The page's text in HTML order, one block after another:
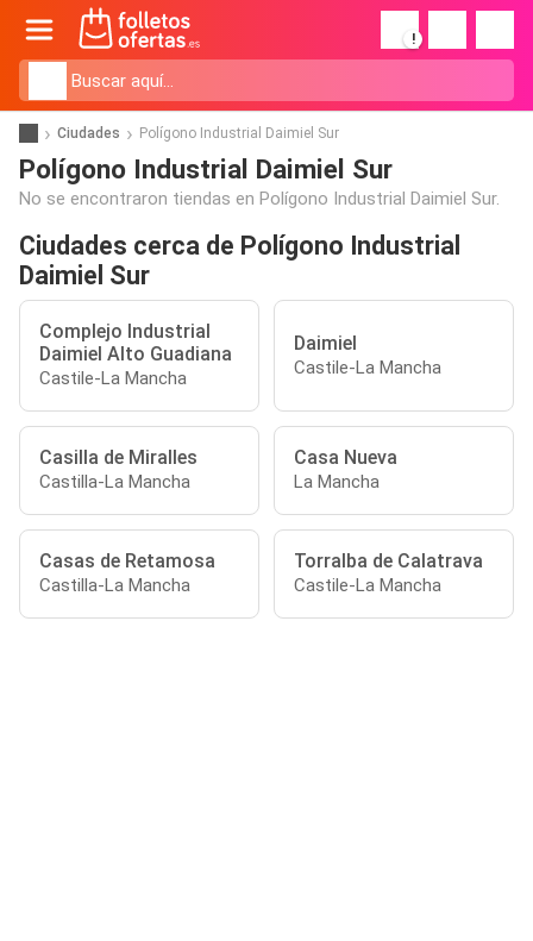
!
Ciudades Polígono Industrial Daimiel Sur
Polígono Industrial Daimiel Sur
No se encontraron tiendas en Polígono Industrial Daimiel Sur.
Ciudades cerca de Polígono Industrial
Daimiel Sur
Complejo Industrial
Daimiel Alto Guadiana
Castile-La Mancha
Daimiel
Castile-La Mancha
Casilla de Miralles
Castilla-La Mancha
Casa Nueva
La Mancha
Casas de Retamosa
Castilla-La Mancha
Torralba de Calatrava
Castile-La Mancha